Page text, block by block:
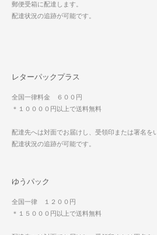
郵便受箱に配達します。
配達状況の追跡が可能です。
レターパックプラス
全国一律料金 ６００円
＊１００００円以上で送料無料
配達先へは対面でお届けし、受領印または署名を
配達状況の追跡が可能です。
ゆうパック
全国一律 １２００円
＊１５０００円以上で送料無料